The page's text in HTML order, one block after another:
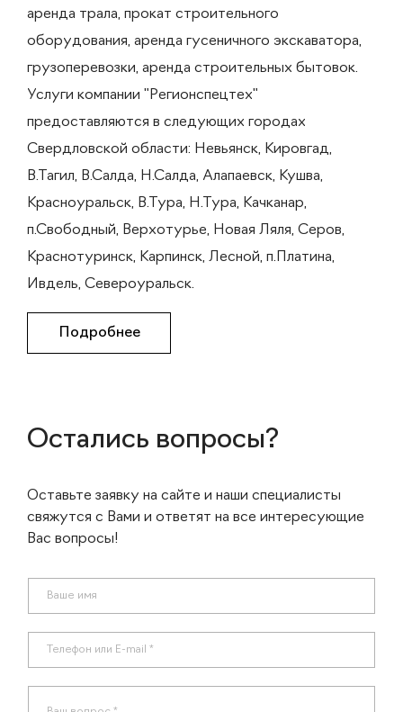
аренда трала, прокат строительного
оборудования, аренда гусеничного экскаватора,
грузоперевозки, аренда строительных бытовок.
Услуги компании "Регионспецтех"
предоставляются в следующих городах
Свердловской области: Невьянск, Кировгад,
В.Тагил, В.Салда, Н.Салда, Алапаевск, Кушва,
Красноуральск, В.Тура, Н.Тура, Качканар,
п.Свободный, Верхотурье, Новая Ляля, Серов,
Краснотуринск, Карпинск, Лесной, п.Платина,
Ивдель, Североуральск.
Подробнее
Остались вопросы?
Оставьте заявку на сайте и наши специалисты
свяжутся с Вами и ответят на все интересующие
Вас вопросы!